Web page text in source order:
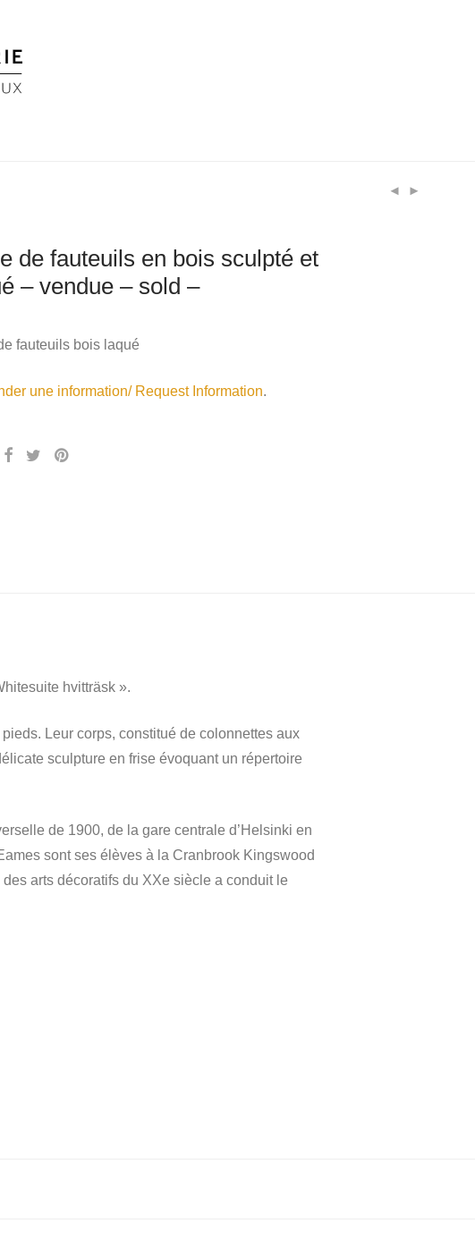
de fauteuils en bois sculpté et
– vendue – sold –
fauteuils bois laqué
une information/ Request Information.
hvitträsk ».
Leur corps, constitué de colonnettes aux
sculpture en frise évoquant un répertoire
de 1900, de la gare centrale d’Helsinki en
sont ses élèves à la Cranbrook Kingswood
arts décoratifs du XXe siècle a conduit le